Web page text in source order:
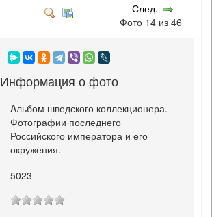
След.
Фото 14 из 46
Информация о фото
Aльбом шведского коллекционера.
Фотографии последнего
Российского императора и его
окружения.
5023